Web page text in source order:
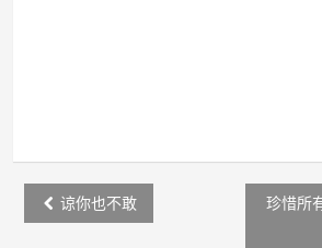
Post
navigation
谅你也不敢
珍惜所